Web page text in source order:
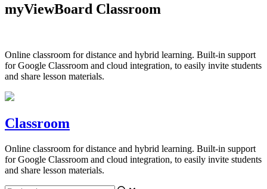
myViewBoard Classroom
Online classroom for distance and hybrid learning. Built-in support
for Google Classroom and cloud integration, to easily invite students
and share lesson materials.
Classroom
Online classroom for distance and hybrid learning. Built-in support
for Google Classroom and cloud integration, to easily invite students
and share lesson materials.